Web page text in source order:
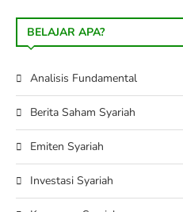
BELAJAR APA?
Analisis Fundamental
Berita Saham Syariah
Emiten Syariah
Investasi Syariah